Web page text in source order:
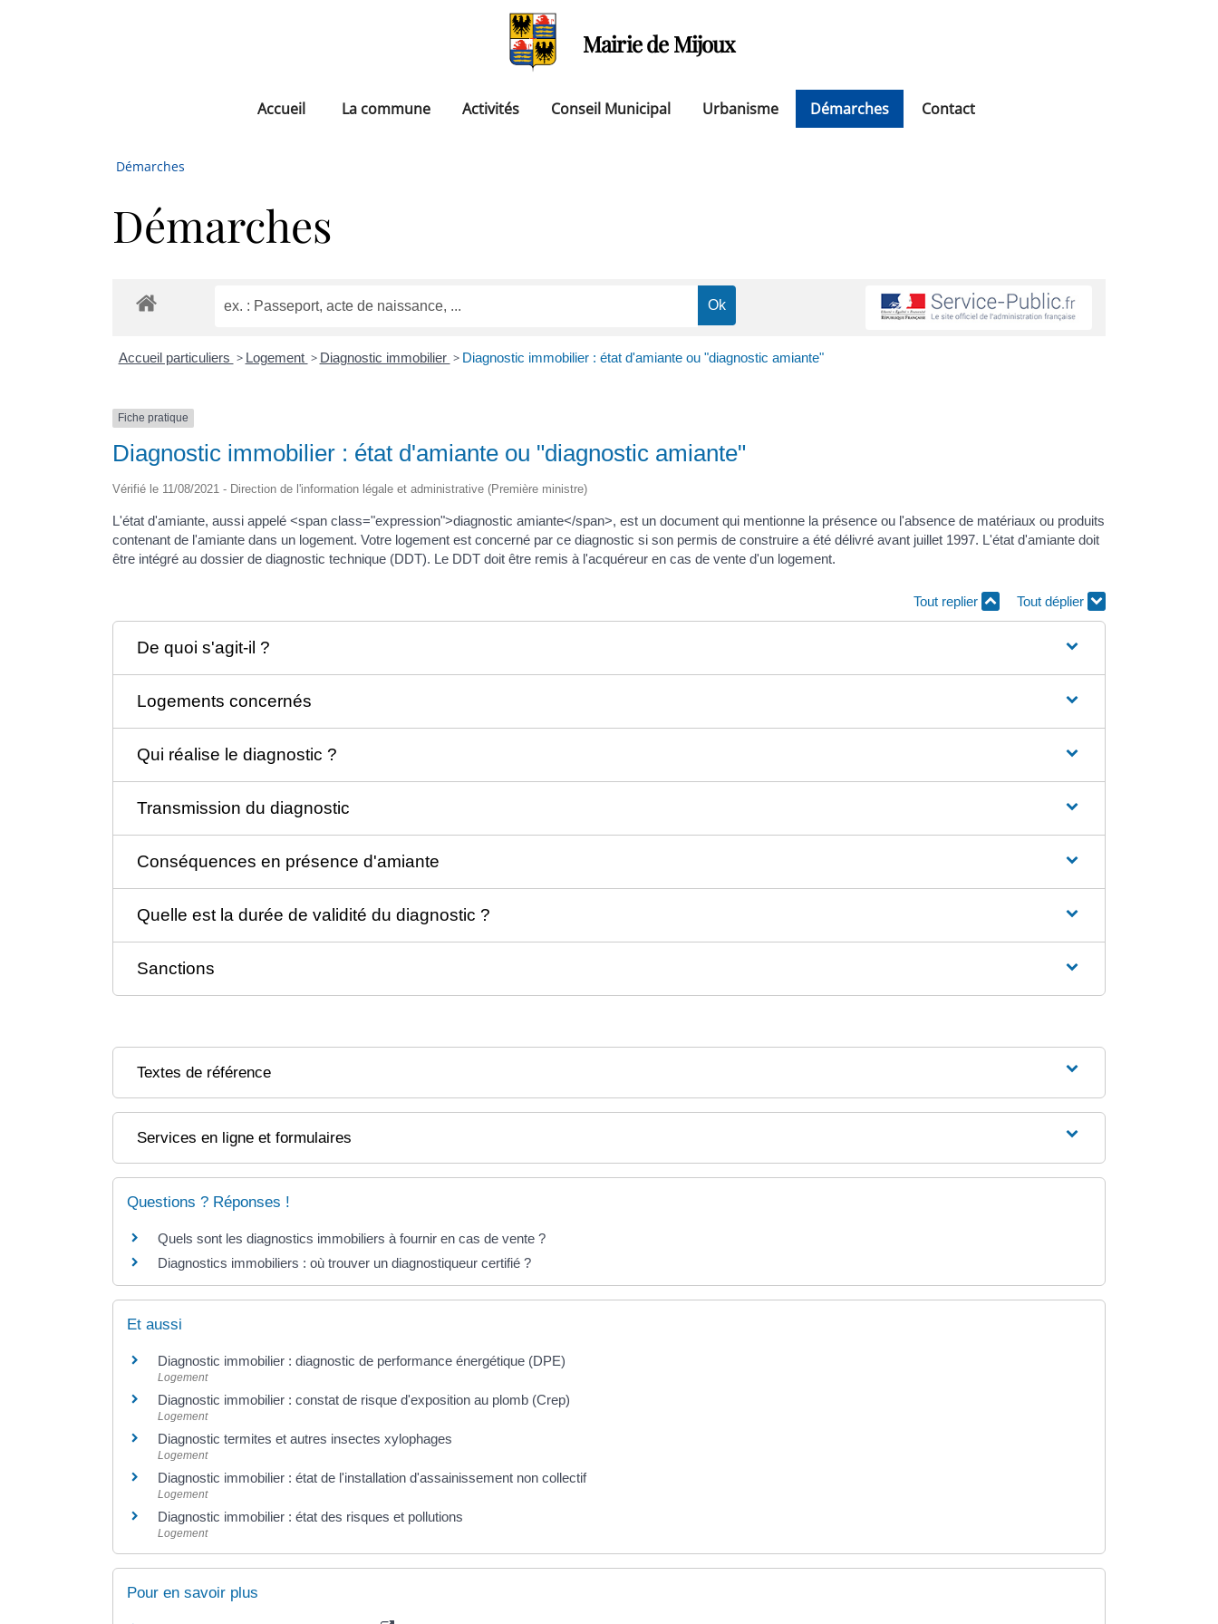
Mairie de Mijoux
Accueil La commune Activités Conseil Municipal Urbanisme Démarches Contact
Démarches
Démarches
Accueil particuliers > Logement > Diagnostic immobilier > Diagnostic immobilier : état d'amiante ou "diagnostic amiante"
Fiche pratique
Diagnostic immobilier : état d'amiante ou "diagnostic amiante"
Vérifié le 11/08/2021 - Direction de l'information légale et administrative (Première ministre)
L'état d'amiante, aussi appelé <span class="expression">diagnostic amiante</span>, est un document qui mentionne la présence ou l'absence de matériaux ou produits
contenant de l'amiante dans un logement. Votre logement est concerné par ce diagnostic si son permis de construire a été délivré avant juillet 1997. L'état d'amiante doit
être intégré au dossier de diagnostic technique (DDT). Le DDT doit être remis à l'acquéreur en cas de vente d'un logement.
Tout replier Tout déplier
De quoi s'agit-il ?
Logements concernés
Qui réalise le diagnostic ?
Transmission du diagnostic
Conséquences en présence d'amiante
Quelle est la durée de validité du diagnostic ?
Sanctions
Textes de référence
Services en ligne et formulaires
Questions ? Réponses !
Quels sont les diagnostics immobiliers à fournir en cas de vente ?
Diagnostics immobiliers : où trouver un diagnostiqueur certifié ?
Et aussi
Diagnostic immobilier : diagnostic de performance énergétique (DPE)
Logement
Diagnostic immobilier : constat de risque d'exposition au plomb (Crep)
Logement
Diagnostic termites et autres insectes xylophages
Logement
Diagnostic immobilier : état de l'installation d'assainissement non collectif
Logement
Diagnostic immobilier : état des risques et pollutions
Logement
Pour en savoir plus